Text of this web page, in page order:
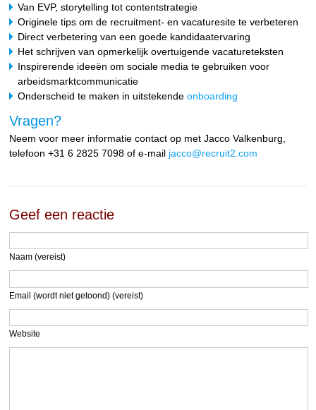
Van EVP, storytelling tot contentstrategie
Originele tips om de recruitment- en vacaturesite te verbeteren
Direct verbetering van een goede kandidaatervaring
Het schrijven van opmerkelijk overtuigende vacatureteksten
Inspirerende ideeën om sociale media te gebruiken voor
arbeidsmarktcommunicatie
Onderscheid te maken in uitstekendeonboarding
Vragen?
Neem voor meer informatie contact op met Jacco Valkenburg,
telefoon +31 6 2825 7098 of e-mail jacco@recruit2.com
Geef een reactie
Naam (vereist)
Email (wordt niet getoond) (vereist)
Website